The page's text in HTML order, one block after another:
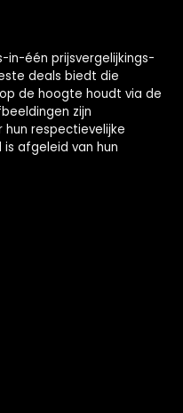
in-één prijsvergelijkings-
deals biedt die
de hoogte houdt via de
zijn
respectievelijke
afgeleid van hun